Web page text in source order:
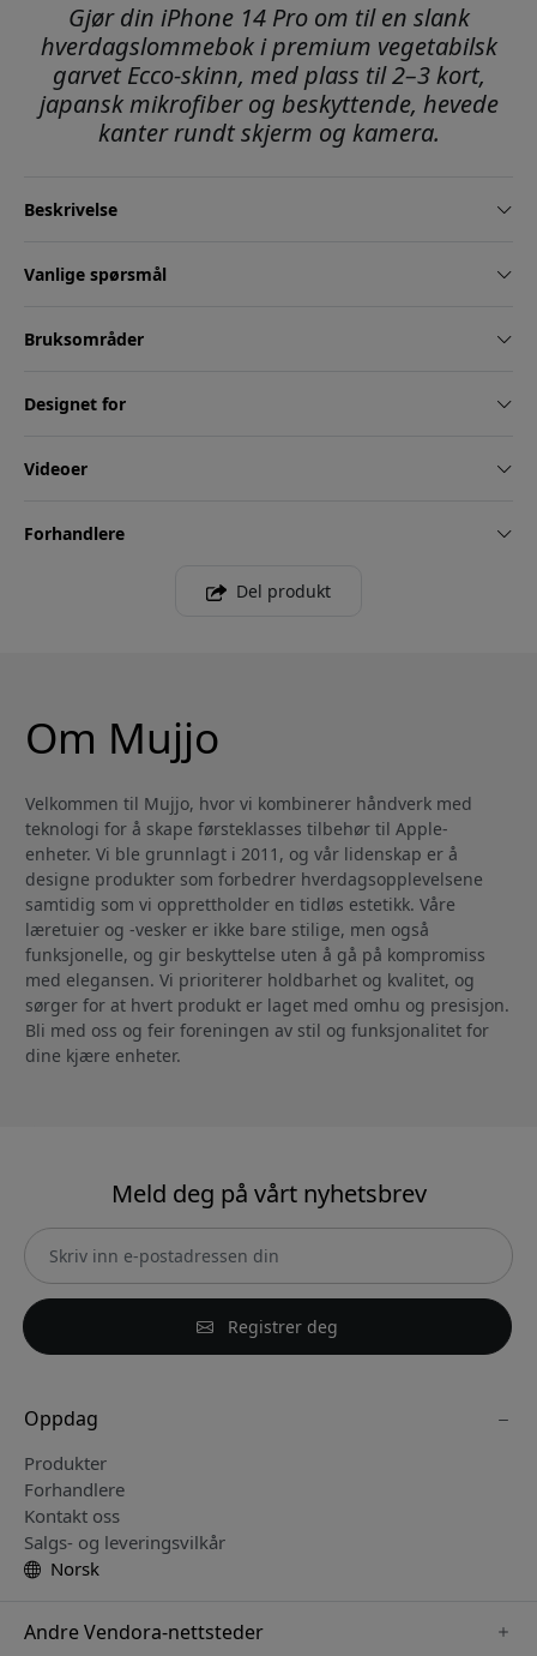
Gjør din iPhone 14 Pro om til en slank
hverdagslommebok i premium vegetabilsk
garvet Ecco-skinn, med plass til 2–3 kort,
japansk mikrofiber og beskyttende, hevede
kanter rundt skjerm og kamera.
Beskrivelse
Vanlige spørsmål
Bruksområder
Designet for
Videoer
Forhandlere
Del produkt
Om Mujjo
Velkommen til Mujjo, hvor vi kombinerer håndverk med
teknologi for å skape førsteklasses tilbehør til Apple-
enheter. Vi ble grunnlagt i 2011, og vår lidenskap er å
designe produkter som forbedrer hverdagsopplevelsene
samtidig som vi opprettholder en tidløs estetikk. Våre
læretuier og -vesker er ikke bare stilige, men også
funksjonelle, og gir beskyttelse uten å gå på kompromiss
med elegansen. Vi prioriterer holdbarhet og kvalitet, og
sørger for at hvert produkt er laget med omhu og presisjon.
Bli med oss og feir foreningen av stil og funksjonalitet for
dine kjære enheter.
Meld deg på vårt nyhetsbrev
Registrer deg
Oppdag
Produkter
Forhandlere
Kontakt oss
Salgs- og leveringsvilkår
Norsk
Andre Vendora-nettsteder